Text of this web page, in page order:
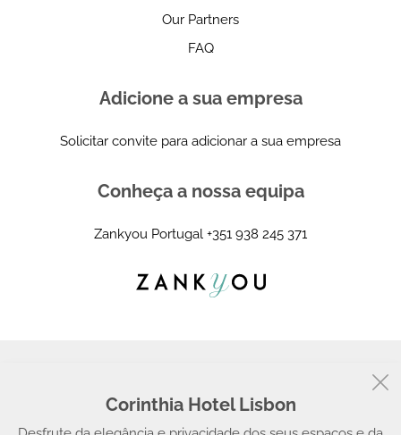
Corinthia Hotel Lisbon
Our Partners
FAQ
Adicione a sua empresa
Solicitar convite para adicionar a sua empresa
Conheça a nossa equipa
Zankyou Portugal +351 938 245 371
© 2008 - 2026, Zankyou